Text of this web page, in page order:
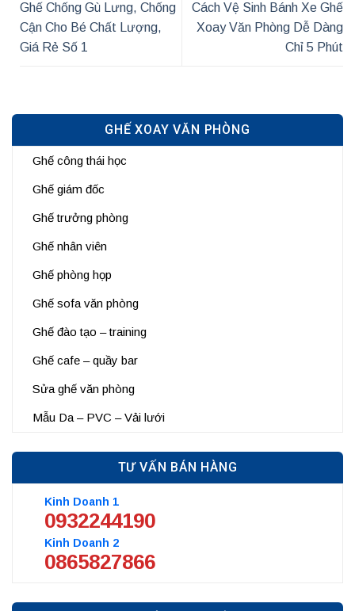
GHẾ XOAY VĂN PHÒNG
Ghế công thái học
Ghế giám đốc
Ghế trưởng phòng
Ghế nhân viên
Ghế phòng họp
Ghế sofa văn phòng
Ghế đào tạo – training
Ghế cafe – quầy bar
Sửa ghế văn phòng
Mẫu Da – PVC – Vải lưới
TƯ VẤN BÁN HÀNG
Kinh Doanh 1
0932244190
Kinh Doanh 2
0865827866
Ghế Chống Gù Lưng, Chống
Cận Cho Bé Chất Lượng,
Giá Rẻ Số 1
Cách Vệ Sinh Bánh Xe Ghế
Xoay Văn Phòng Dễ Dàng
Chỉ 5 Phút